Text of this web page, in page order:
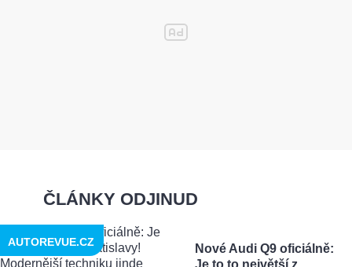
ČLÁNKY ODJINUD
Nové Audi Q9 oficiálně:
Je to to největší z
AUTOREVUE.CZ